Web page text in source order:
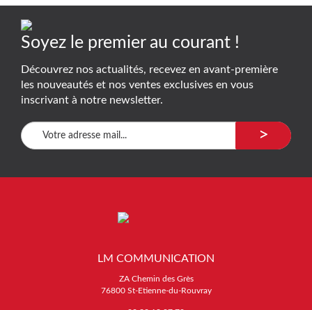
Soyez le premier au courant !
Découvrez nos actualités, recevez en avant-première
les nouveautés et nos ventes exclusives en vous
inscrivant à notre newsletter.
>
LM COMMUNICATION
ZA Chemin des Grès
76800 St-Etienne-du-Rouvray